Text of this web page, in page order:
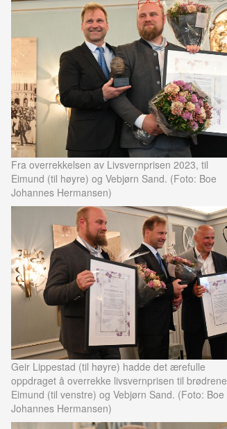
Fra overrekkelsen av Livsvernprisen 2023, til
Eimund (til høyre) og Vebjørn Sand. (Foto: Boe
Johannes Hermansen)
Geir Lippestad (til høyre) hadde det ærefulle
oppdraget å overrekke livsvernprisen til brødrene
Eimund (til venstre) og Vebjørn Sand. (Foto: Boe
Johannes Hermansen)